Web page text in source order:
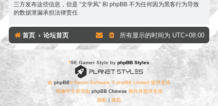
三方发布这些信息，但是 “文学风” 和 phpBB 不为任何因为黑客行为导致
的数据泄漏承担法律责任.
首页 论坛首页 所有显示的时间为 UTC+08:00
*SE Gamer Style by phpBB Styles
由 phpBB® Forum Software © phpBB Limited 提供支持
简体中文语言由 phpBB Chinese 制作并提供支持
隐私 | 条款